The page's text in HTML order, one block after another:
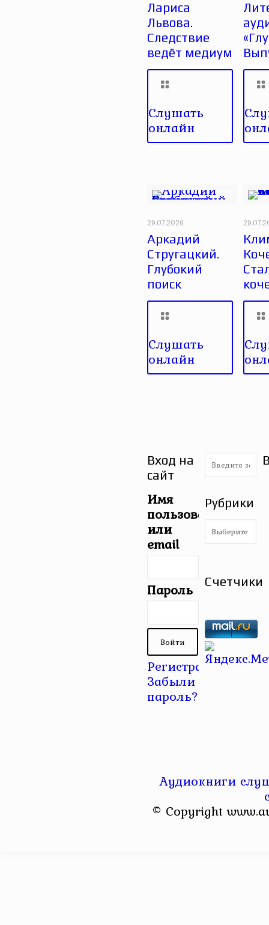
Лариса
Львова.
Следствие
ведёт медиум
Слушать
онлайн
29.07.2026
Аркадий
Стругацкий.
Глубокий
поиск
Слушать
онлайн
Вход на
сайт
Имя
пользователя
или
email
Пароль
Регистрация |
Забыли
пароль?
Рубрики
Рубрики
Счетчики
Аудиокниги
© Copyright